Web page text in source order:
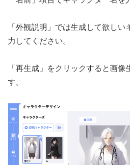
「外観説明」では生成して欲しい
力してください。
「再生成」をクリックすると画像
す。